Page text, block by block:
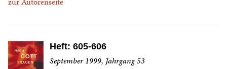
Heft: 605-606
September 1999, Jahrgang 53